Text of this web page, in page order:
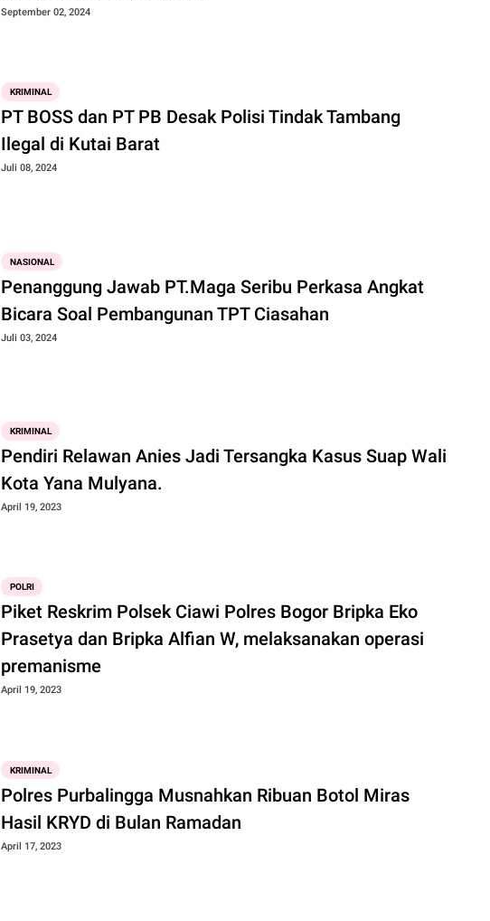
September 02, 2024
KRIMINAL
PT BOSS dan PT PB Desak Polisi Tindak Tambang
Ilegal di Kutai Barat
Juli 08, 2024
NASIONAL
Penanggung Jawab PT.Maga Seribu Perkasa Angkat
Bicara Soal Pembangunan TPT Ciasahan
Juli 03, 2024
KRIMINAL
Pendiri Relawan Anies Jadi Tersangka Kasus Suap Wali
Kota Yana Mulyana.
April 19, 2023
POLRI
Piket Reskrim Polsek Ciawi Polres Bogor Bripka Eko
Prasetya dan Bripka Alfian W, melaksanakan operasi
premanisme
April 19, 2023
KRIMINAL
Polres Purbalingga Musnahkan Ribuan Botol Miras
Hasil KRYD di Bulan Ramadan
April 17, 2023